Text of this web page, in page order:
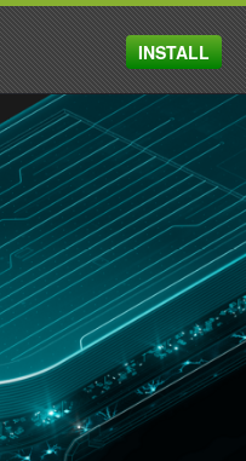
MENU
INSTALL